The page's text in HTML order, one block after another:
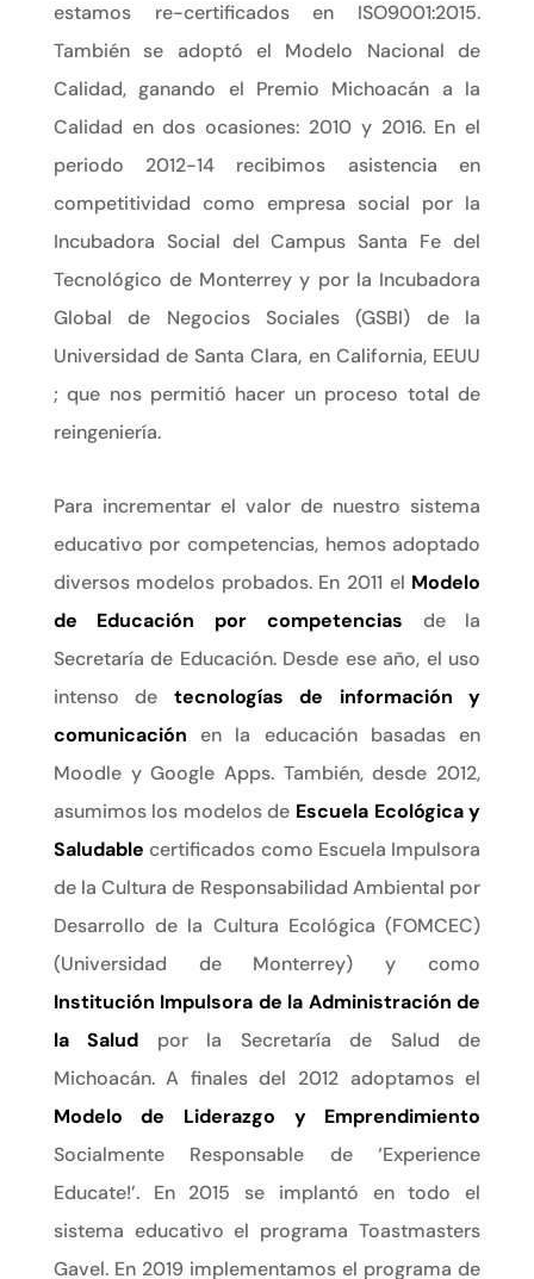
estamos re-certificados en ISO9001:2015.
También se adoptó el Modelo Nacional de
Calidad, ganando el Premio Michoacán a la
Calidad en dos ocasiones: 2010 y 2016. En el
periodo 2012-14 recibimos asistencia en
competitividad como empresa social por la
Incubadora Social del Campus Santa Fe del
Tecnológico de Monterrey y por la Incubadora
Global de Negocios Sociales (GSBI) de la
Universidad de Santa Clara, en California, EEUU
; que nos permitió hacer un proceso total de
reingeniería.
Para incrementar el valor de nuestro sistema
educativo por competencias, hemos adoptado
diversos modelos probados. En 2011 el Modelo
de Educación por competencias de la
Secretaría de Educación. Desde ese año, el uso
intenso de tecnologías de información y
comunicación en la educación basadas en
Moodle y Google Apps. También, desde 2012,
asumimos los modelos de Escuela Ecológica y
Saludable certificados como Escuela Impulsora
de la Cultura de Responsabilidad Ambiental por
Desarrollo de la Cultura Ecológica (FOMCEC)
(Universidad de Monterrey) y como
Institución Impulsora de la Administración de
la Salud por la Secretaría de Salud de
Michoacán. A finales del 2012 adoptamos el
Modelo de Liderazgo y Emprendimiento
Socialmente Responsable de ‘Experience
Educate!’. En 2015 se implantó en todo el
sistema educativo el programa Toastmasters
Gavel. En 2019 implementamos el programa de